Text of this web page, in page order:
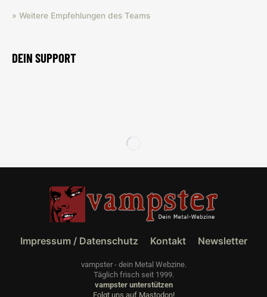
» Weitere Empfehlungen des Teams
DEIN SUPPORT
Impressum / Datenschutz Kontakt Newsletter
vampster - dein Metal Webzine.
Täglich frisch seit 1999.
vampster unterstützen
Folgt uns auf Mastodon!